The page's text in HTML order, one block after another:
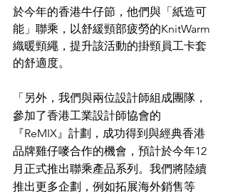
於今年的香港牛仔節，他們與「紙造可
能」聯乘，以舒緩頸部疲勞的KnitWarm
織暖頸繩，提升該活動的掛頸員工卡套
的舒適度。
「另外，我們與兩位設計師組成團隊，
參加了香港工業設計師協會的
『ReMIX』計劃，成功得到與經典香港
品牌雞仔嘜合作的機會，預計於今年12
月正式推出聯乘產品系列。我們將陸續
推出更多企劃，例如拓展海外銷售等